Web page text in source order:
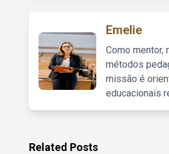
Emelie
Como mentor,
métodos
missão é
educacionais
Related Posts